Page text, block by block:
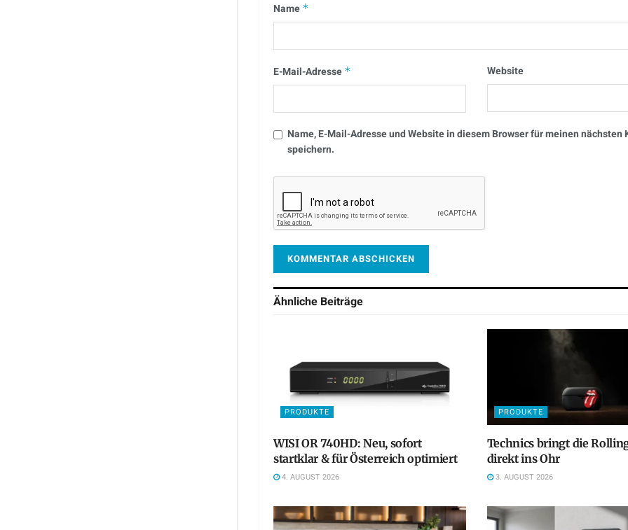
Name *
E-Mail-Adresse * Website
Name, E-Mail-Adresse und Website in diesem Browser für meinen nächsten
speichern.
Ähnliche Beiträge
PRODUKTE
WISI OR 740HD: Neu, sofort
startklar & für Österreich optimiert
4. AUGUST 2026
PRODUKTE
Technics bringt die
direkt ins Ohr
3. AUGUST 2026